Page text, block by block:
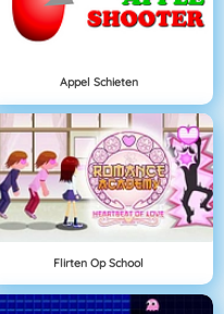
Appel Schieten
Flirten Op School